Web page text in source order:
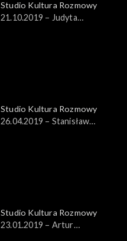
Studio Kultura Rozmowy
21.10.2019 – Judyta
Studio Kultura Rozmowy
26.04.2019 – Stanisław
Studio Kultura Rozmowy
23.01.2019 – Artur